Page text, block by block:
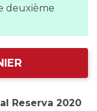
deuxième
Reserva 2020